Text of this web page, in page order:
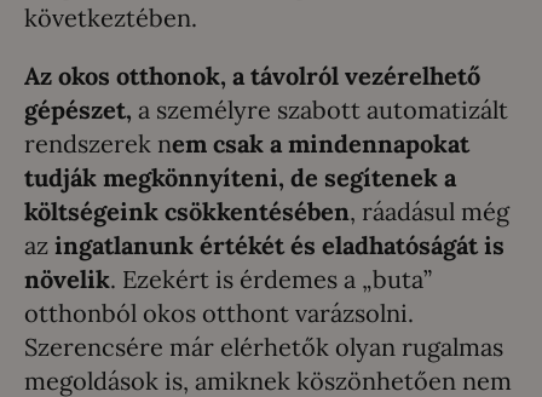
következtében.
Az okos otthonok, a távolról vezérelhető
gépészet, a személyre szabott automatizált
rendszerek nem csak a mindennapokat
tudják megkönnyíteni, de segítenek a
költségeink csökkentésében, ráadásul még
az ingatlanunk értékét és eladhatóságát is
növelik. Ezekért is érdemes a „buta”
otthonból okos otthont varázsolni.
Szerencsére már elérhetők olyan rugalmas
megoldások is, amiknek köszönhetően nem